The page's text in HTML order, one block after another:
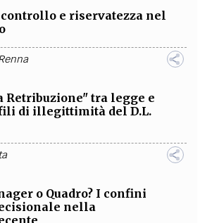
e riservatezza nel
Retribuzione" tra legge e
di illegittimità del D.L.
o Quadro? I confini
nella